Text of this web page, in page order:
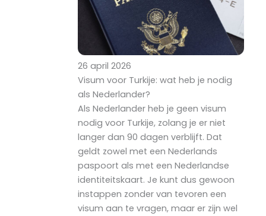
26 april 2026
Visum voor Turkije: wat heb je nodig
als Nederlander?
Als Nederlander heb je geen visum
nodig voor Turkije, zolang je er niet
langer dan 90 dagen verblijft. Dat
geldt zowel met een Nederlands
paspoort als met een Nederlandse
identiteitskaart. Je kunt dus gewoon
instappen zonder van tevoren een
visum aan te vragen, maar er zijn wel